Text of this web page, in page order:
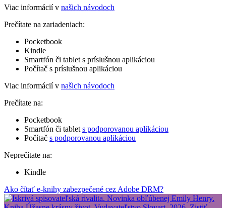
Viac informácií v našich návodoch
Prečítate na zariadeniach:
Pocketbook
Kindle
Smartfón či tablet s príslušnou aplikáciou
Počítač s príslušnou aplikáciou
Viac informácií v našich návodoch
Prečítate na:
Pocketbook
Smartfón či tablet s podporovanou aplikáciou
Počítač s podporovanou aplikáciou
Neprečítate na:
Kindle
Ako čítať e-knihy zabezpečené cez Adobe DRM?